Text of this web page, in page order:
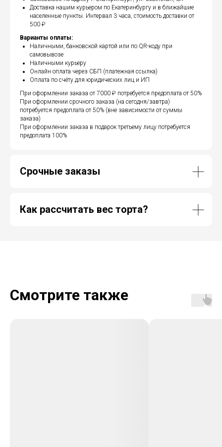
Доставка нашим курьером по Екатеринбургу и в ближайшие
населенные пункты. Интервал 3 часа, стоимость доставки от
500 ₽
Варианты оплаты:
Наличными, банковской картой или по QR-коду при
самовывозе
Наличными курьеру
Онлайн оплата через СБП (платежная ссылка)
Оплата по счёту для юридических лиц и ИП
При оформлении заказа от 7000 ₽ потребуется предоплата от 50%
При оформлении срочного заказа (на сегодня/завтра)
потребуется предоплата от 50% (вне зависимости от суммы
заказа)
При оформлении заказа в подарок третьему лицу потребуется
предоплата 100%
Срочные заказы
Как рассчитать вес торта?
Смотрите также